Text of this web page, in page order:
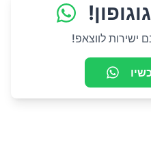
ישירות לווצאפ!